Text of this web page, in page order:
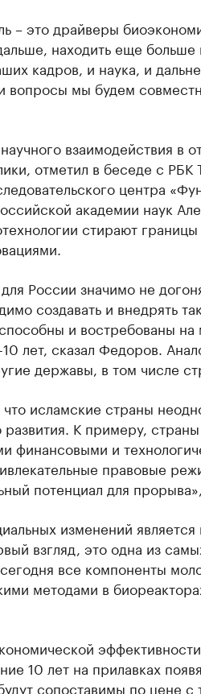
– это драйверы
находить еще больше
кадров, и наука, и
вопросы мы будем
взаимодействия в
отметил в беседе с РБК
центра
академии наук
стирают
для России значимо не
создавать и внедрять
и востребованы
лет, сказал Федоров.
державы, в том числе
исламские страны
развития. К примеру,
финансовыми и
правовые
потенциал для
изменений
взгляд, это одна из
все компоненты
методами в
10 лет на прилавках
сопоставимы по цене